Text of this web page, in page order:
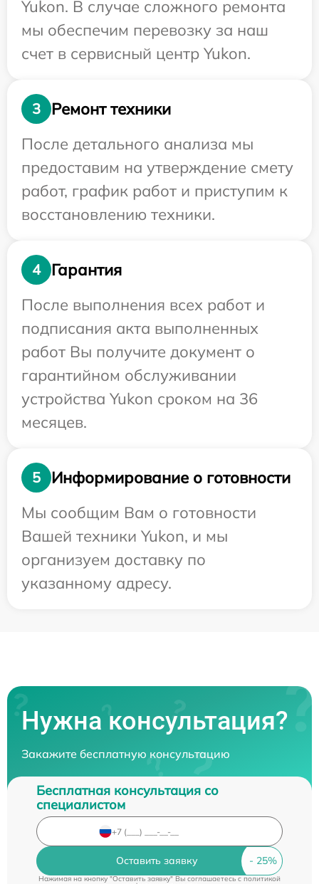
Yukon. В случае сложного ремонта
мы обеспечим перевозку за наш
счет в сервисный центр Yukon.
3
Ремонт техники
После детального анализа мы
предоставим на утверждение смету
работ, график работ и приступим к
восстановлению техники.
4
Гарантия
После выполнения всех работ и
подписания акта выполненных
работ Вы получите документ о
гарантийном обслуживании
устройства Yukon сроком на 36
месяцев.
5
Информирование о готовности
Мы сообщим Вам о готовности
Вашей техники Yukon, и мы
организуем доставку по
указанному адресу.
Нужна консультация?
Закажите бесплатную консультацию
Бесплатная консультация со
специалистом
Оставить заявку
Нажимая на кнопку "Оставить заявку" Вы соглашаетесь c политикой